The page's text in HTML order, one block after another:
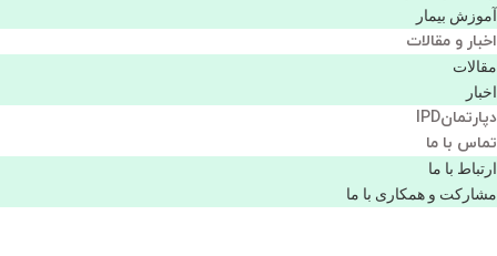
آموزش بیمار
اخبار و مقالات
مقالات
اخبار
دپارتمانIPD
تماس با ما
ارتباط با ما
مشاركت و همكاری با ما